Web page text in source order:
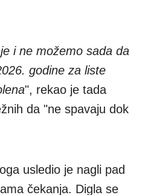
i ne možemo sada da
godine za liste
", rekao je tada
da "ne spavaju dok
usledio je nagli pad
čekanja. Digla se